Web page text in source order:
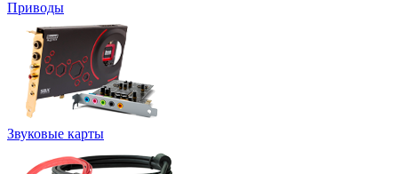
Приводы
Звуковые карты